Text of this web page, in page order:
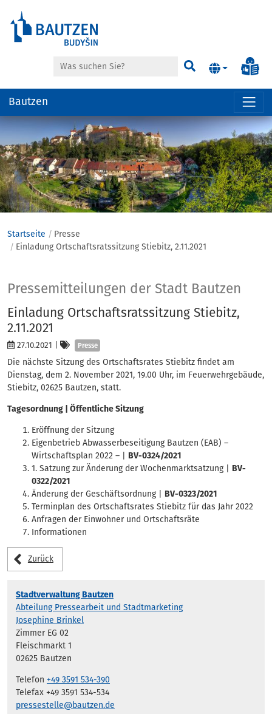
der
anspringen
Suche Suchen
Bautzen
Startseite
Presse
Einladung Ortschaftsratssitzung Stiebitz, 2.11.2021
Presse
Pressemitteilungen der Stadt Bautzen
Einladung Ortschaftsratssitzung Stiebitz,
2.11.2021
27.10.2021 Kategorien
Presse
Die nächste Sitzung des Ortschaftsrates Stiebitz findet am
Dienstag, dem 2. November 2021, 19.00 Uhr, im Feuerwehrgebäude,
Stiebitz, 02625 Bautzen, statt.
Tagesordnung | Öffentliche Sitzung
Eröffnung der Sitzung
Eigenbetrieb Abwasserbeseitigung Bautzen (EAB) –
Wirtschaftsplan 2022 – | BV-0324/2021
1. Satzung zur Änderung der Wochenmarktsatzung | BV-
0322/2021
Änderung der Geschäftsordnung | BV-0323/2021
Terminplan des Ortschaftsrates Stiebitz für das Jahr 2022
Anfragen der Einwohner und Ortschaftsräte
Informationen
Zurück
Stadtverwaltung Bautzen
Abteilung Pressearbeit und Stadtmarketing
Josephine Brinkel
Zimmer EG 02
Fleischmarkt 1
02625 Bautzen
Telefon +49 3591 534-390
Telefax +49 3591 534-534
pressestelle@bautzen.de